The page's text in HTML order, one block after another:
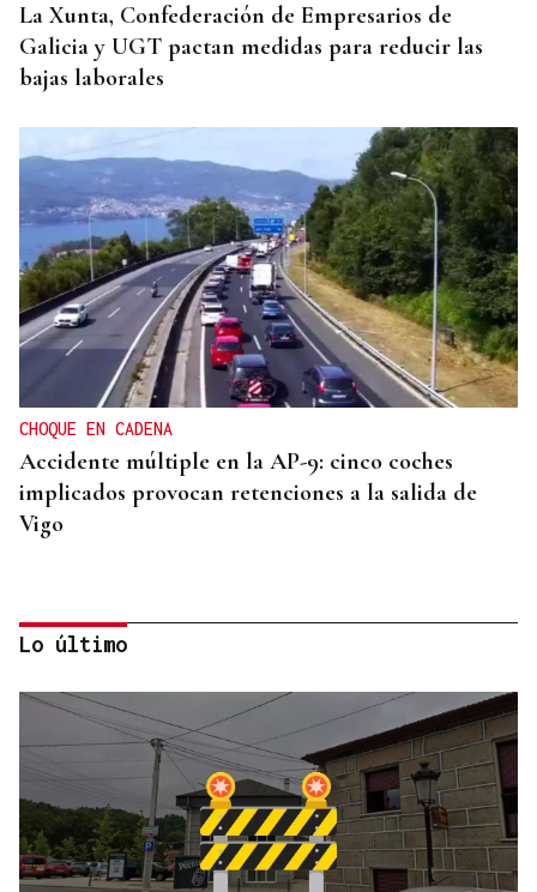
La Xunta, Confederación de Empresarios de
Galicia y UGT pactan medidas para reducir las
bajas laborales
CHOQUE EN CADENA
Accidente múltiple en la AP-9: cinco coches
implicados provocan retenciones a la salida de
Vigo
INCUMPLIMIENTO LEGAL
Lo último